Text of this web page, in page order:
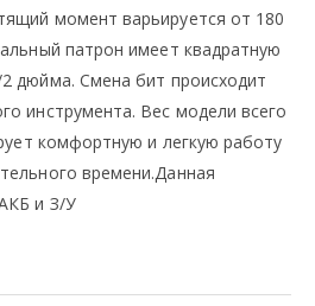
момент варьируется от 180
патрон имеет квадратную
дюйма. Смена бит происходит
инструмента. Вес модели всего
комфортную и легкую работу
времени.Данная
и З/У